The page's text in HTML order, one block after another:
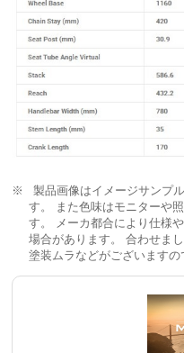
製品画像はイメージサンプ
す。 また色味はモニターや
す。 メーカ都合により仕様
場合があります。 合わせま
塗装ムラなどがございますの